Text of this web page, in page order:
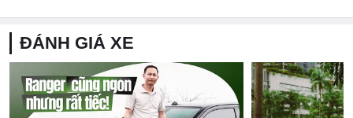
ĐÁNH GIÁ XE